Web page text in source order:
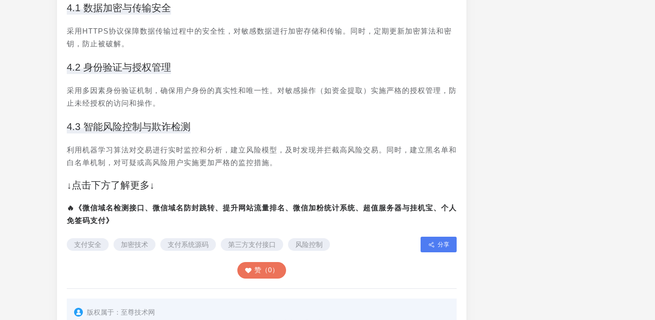
4.1 数据加密与传输安全
采用HTTPS协议保障数据传输过程中的安全性，对敏感数据进行加密存储和传输。同时，定期更新加密算法和密
钥，防止被破解。
4.2 身份验证与授权管理
采用多因素身份验证机制，确保用户身份的真实性和唯一性。对敏感操作（如资金提取）实施严格的授权管理，防
止未经授权的访问和操作。
4.3 智能风险控制与欺诈检测
利用机器学习算法对交易进行实时监控和分析，建立风险模型，及时发现并拦截高风险交易。同时，建立黑名单和
白名单机制，对可疑或高风险用户实施更加严格的监控措施。
↓点击下方了解更多↓
🔥《微信域名检测接口、微信域名防封跳转、提升网站流量排名、微信加粉统计系统、超值服务器与挂机宝、个人
免签码支付》
支付安全 加密技术 支付系统源码 第三方支付接口 风险控制 分享
赞（0）
版权属于： 至尊技术网